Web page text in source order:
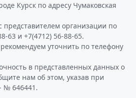
Курск по адресу Чумаковская
представителем организации по
63 и +7(4712) 56-88-65.
уточнить по телефону
в представленных данных о
нам об этом, указав при
№ 646441.